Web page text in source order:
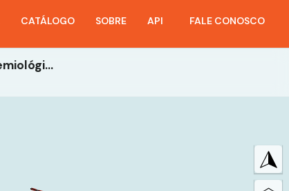
CATÁLOGO SOBRE API FALE CONOSCO
21- Incidências Por Bairro - Ano 2021 - 36ª Semana Epidemiológica